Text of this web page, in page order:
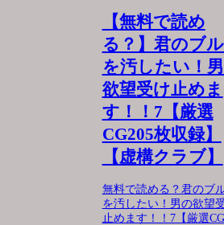
【無料で読め
る？】君のブ
を汚したい！
欲望受け止めま
す！！7【厳選
CG205枚収録】
【虚構クラブ】
無料で読める？君のブ
を汚したい！男の欲望
止めます！！7【厳選